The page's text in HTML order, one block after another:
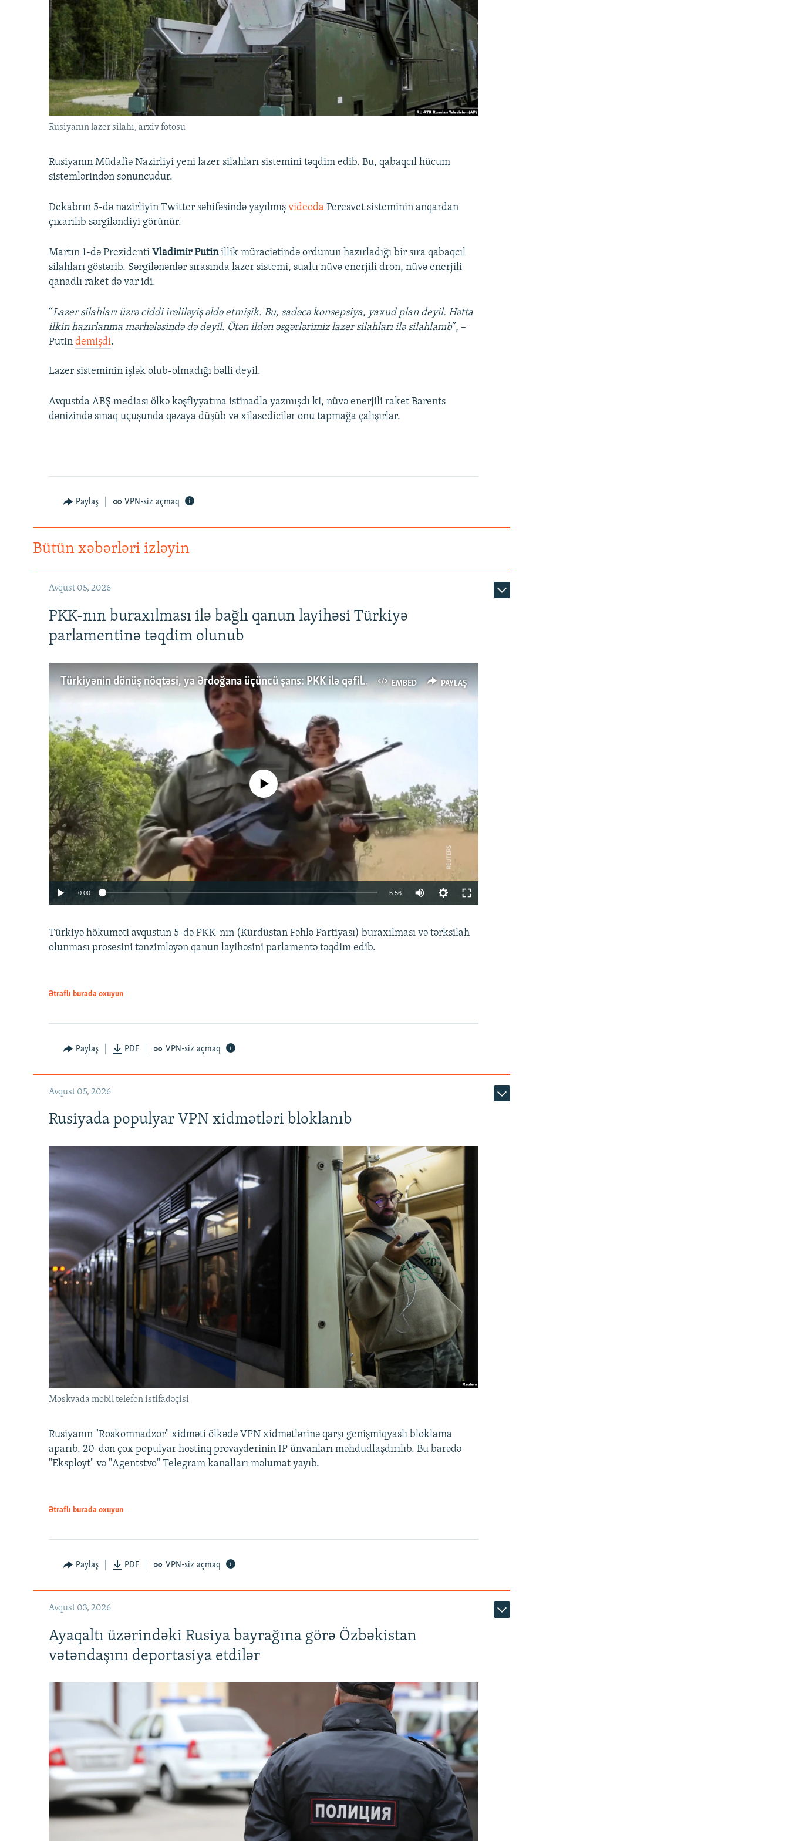
KARIKATURA
İSLAM VƏ DEMOKRATIYA
İZ - MƏDƏNIYYƏT PROQRAMI
PEŞƏ ETIKASI VƏ JURNALISTIKA
STANDARTLARIMIZ
MATERIALLARIMIZDAN ISTIFADƏ
AZADLIQRADIOSU MOBIL TELEFONUNUZDA
BIZIMLƏ ƏLAQƏ
Rusiyanın lazer silahı, arxiv fotosu
Rusiyanın Müdafiə Nazirliyi yeni lazer silahları sistemini təqdim edib. Bu, qabaqcıl hücum
sistemlərindən sonuncudur.
Dekabrın 5-də nazirliyin Twitter səhifəsində yayılmış videoda Peresvet sisteminin anqardan
çıxarılıb sərgiləndiyi görünür.
Martın 1-də Prezidenti Vladimir Putinillik müraciətində ordunun hazırladığı bir sıra qabaqcıl
silahları göstərib. Sərgilənənlər sırasında lazer sistemi, sualtı nüvə enerjili dron, nüvə enerjili
qanadlı raket də var idi.
“Lazer silahları üzrə ciddi irəliləyiş əldə etmişik. Bu, sadəcə konsepsiya, yaxud plan deyil. Hətta
ilkin hazırlanma mərhələsində də deyil. Ötən ildən əsgərlərimiz lazer silahları ilə silahlanıb”, –
Putin demişdi.
Lazer sisteminin işlək olub-olmadığı bəlli deyil.
Avqustda ABŞ mediası ölkə kəşfiyyatına istinadla yazmışdı ki, nüvə enerjili raket Barents
dənizində sınaq uçuşunda qəzaya düşüb və xilasedicilər onu tapmağa çalışırlar.
Paylaş VPN-siz açmaq
Bütün xəbərləri izləyin
Avqust 05, 2026
PKK-nın buraxılması ilə bağlı qanun layihəsi Türkiyə
parlamentinə təqdim olunub
EMBED PAYLAŞ
Türkiyənin dönüş nöqtəsi, ya Ərdoğana üçüncü şans: PKK ilə qəfil barışıq nə deməkdir?
No media source currently available
0:00 5:56
360p
Türkiyə hökuməti avqustun 5-də PKK-nın (Kürdüstan Fəhlə Partiyası) buraxılması və tərksilah
olunması prosesini tənzimləyən qanun layihəsini parlamentə təqdim edib.
Ətraflı burada oxuyun
Paylaş PDF VPN-siz açmaq
Avqust 05, 2026
Rusiyada populyar VPN xidmətləri bloklanıb
Moskvada mobil telefon istifadəçisi
Rusiyanın "Roskomnadzor" xidməti ölkədə VPN xidmətlərinə qarşı genişmiqyaslı bloklama
aparıb. 20-dən çox populyar hostinq provayderinin IP ünvanları məhdudlaşdırılıb. Bu barədə
"Eksployt" və "Agentstvo" Telegram kanalları məlumat yayıb.
Ətraflı burada oxuyun
Paylaş PDF VPN-siz açmaq
Avqust 03, 2026
Ayaqaltı üzərindəki Rusiya bayrağına görə Özbəkistan
vətəndaşını deportasiya etdilər